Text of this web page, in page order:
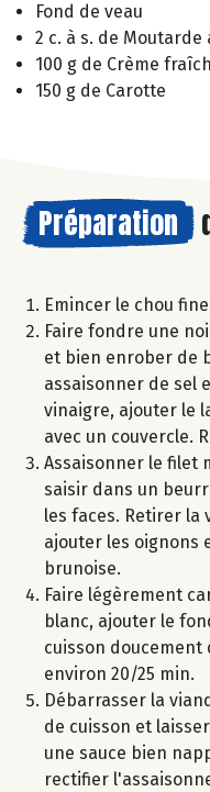
Fond de veau
2 c. à s. de Moutarde
100 g de Crème
150 g de Carotte
Préparation
Emincer le chou
Faire fondre une
et bien enrober de
assaisonner de sel
vinaigre, ajouter le
avec un couvercle.
Assaisonner le filet
saisir dans un
les faces. Retirer la
ajouter les oignons
brunoise.
Faire légèrement
blanc, ajouter le
cuisson doucement
environ 20/25 min.
Débarrasser la
de cuisson et
une sauce bien
rectifier